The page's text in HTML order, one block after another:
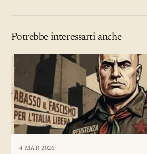
Potrebbe interessarti anche
4 MAR 2026